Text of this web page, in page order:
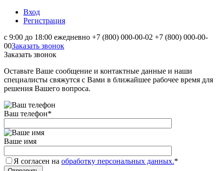
Вход
Регистрация
с 9:00 до 18:00 ежедневно +7 (800) 000-00-02 +7 (800) 000-00-
00Заказать звонок
Заказать звонок
Оставьте Ваше сообщение и контактные данные и наши
специалисты свяжутся с Вами в ближайшее рабочее время для
решения Вашего вопроса.
Ваш телефон*
Ваше имя
Я согласен на обработку персональных данных.*